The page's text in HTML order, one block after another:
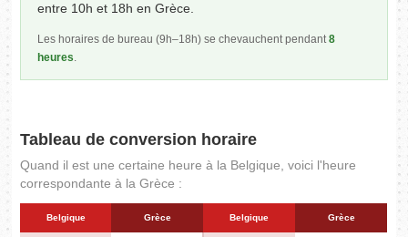
entre 10h et 18h en Grèce.
Les horaires de bureau (9h–18h) se chevauchent pendant8
heures.
Tableau de conversion horaire
Quand il est une certaine heure à la Belgique, voici l'heure
correspondante à la Grèce :
Belgique Grèce Belgique Grèce